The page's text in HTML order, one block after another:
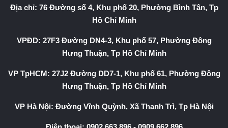
Địa chỉ: 76 Đường số 4, Khu phố 20, Phường Bình Tân, Tp
Hồ Chí Minh
VPĐD: 27F3 Đường DN4-3, Khu phố 57, Phường Đông
Hưng Thuận, Tp Hồ Chí Minh
VP TpHCM: 27J2 Đường DD7-1, Khu phố 61, Phường Đông
Hưng Thuận, Tp Hồ Chí Minh
VP Hà Nội: Đường Vĩnh Quỳnh, Xã Thanh Trì, Tp Hà Nội